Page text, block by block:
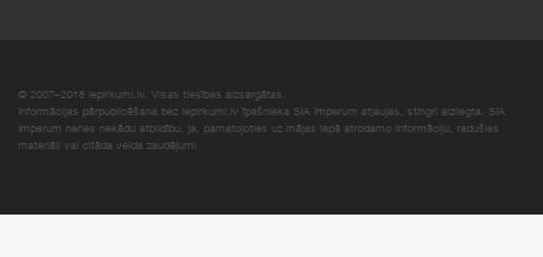
© 2007–2018 Iepirkumi.lv. Visas tiesības aizsargātas.
Informācijas pārpublicēšana bez iepirkumi.lv īpašnieka SIA Imperum atļaujas, stingri aizliegta. SIA
Imperum nenes nekādu atbildību, ja, pamatojoties uz mājas lapā atrodamo informāciju, radušies
materiāli vai citāda veida zaudējumi.